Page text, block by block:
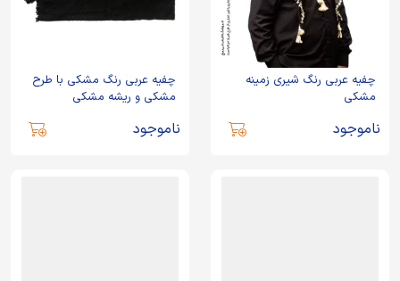
چفیه عربی رنگ شیری زمینه
مشکی
ناموجود
چفیه عربی رنگ مشکی با طرح
مشکی و ریشه مشکی
ناموجود